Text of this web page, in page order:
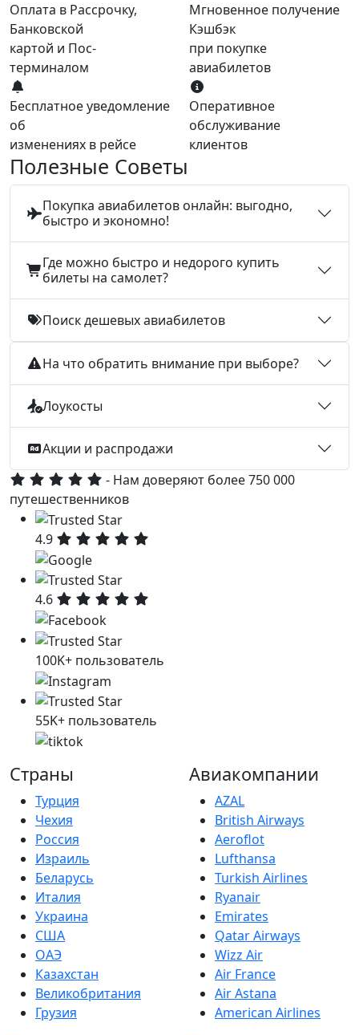
Оплата в Рассрочку,
Банковской
картой и Пос-
терминалом
Мгновенное получение
Кэшбэк
при покупке
авиабилетов
Бесплатное уведомление
об
изменениях в рейсе
Оперативное
обслуживание
клиентов
Полезные Советы
Покупка авиабилетов онлайн: выгодно,
быстро и экономно!
Где можно быстро и недорого купить
билеты на самолет?
Поиск дешевых авиабилетов
На что обратить внимание при выборе?
Лоукосты
Акции и распродажи
- Нам доверяют более 750 000
путешественников
4.9
4.6
100K+ пользователь
55K+ пользователь
Страны
Турция
Чехия
Россия
Израиль
Беларусь
Италия
Украина
США
ОАЭ
Казахстан
Великобритания
Грузия
Авиакомпании
AZAL
British Airways
Aeroflot
Lufthansa
Turkish Airlines
Ryanair
Emirates
Qatar Airways
Wizz Air
Air France
Air Astana
American Airlines